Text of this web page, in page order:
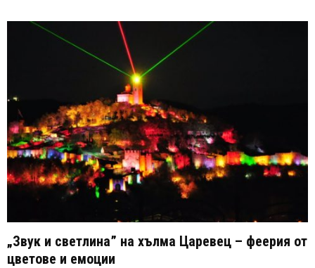
„Звук и светлина” на хълма Царевец – феерия от
цветове и емоции